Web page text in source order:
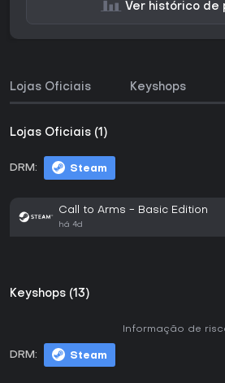
Ver histórico de
Lojas Oficiais Keyshops
Lojas Oficiais (1)
DRM: Steam
Call to Arms - Basic Edition
há 4d
Keyshops (13)
DRM: Steam
Informação de